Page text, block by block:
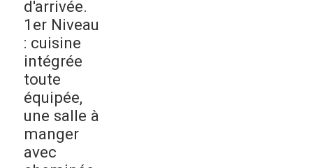
d'arrivée.
1er Niveau
: cuisine
intégrée
toute
équipée,
une salle à
manger
avec